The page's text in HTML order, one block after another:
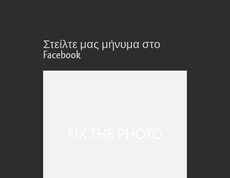
Στείλτε μας μήνυμα στο
Facebook